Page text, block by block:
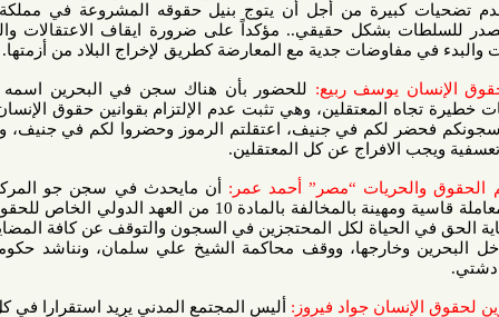
كبيرة من أجل أن يتوج بنيل حقوقه المشروعة في مملكة دستورية
بشكل حقيقي.. مؤكداً على ضرورة ايقاف الاعتقالات والمحاكمات
جدية مع المعارضة كطريق لإخراج البلاد من أزمتها.
يوسف ربيع:للحضور بأن هناك سجن في البحرين اسمه سجن جو
المعتقلين، وهي تثبت عدم الإلتزام بقوانين حقوق الإنسان.. مضيفاً:
لكم في جنيف، اعتقلتم الرموز وحضروا لكم في جنيف، ومن جنيف
عن كل المعتقلين.
“مصر” أحمد عمر: أن مايحدث في سجن جو المركزي، حيث
يواجه المحتجزون داخل السجن معاملة قاسية ومهينة بالمخالفة بالمادة 10 من العهد الدولي الخاص للحقوق المدنية
الحياة لكل المحتجزين في السجون والتوقف عن كافة المضايقات تجاه
وخارجها، ووقف محاكمة الشيخ علي سلمان، ونناشد حكومة الكويت
جواد فيروز: أليس المجتمع المدني يريد استقرارا في كل الأوطان